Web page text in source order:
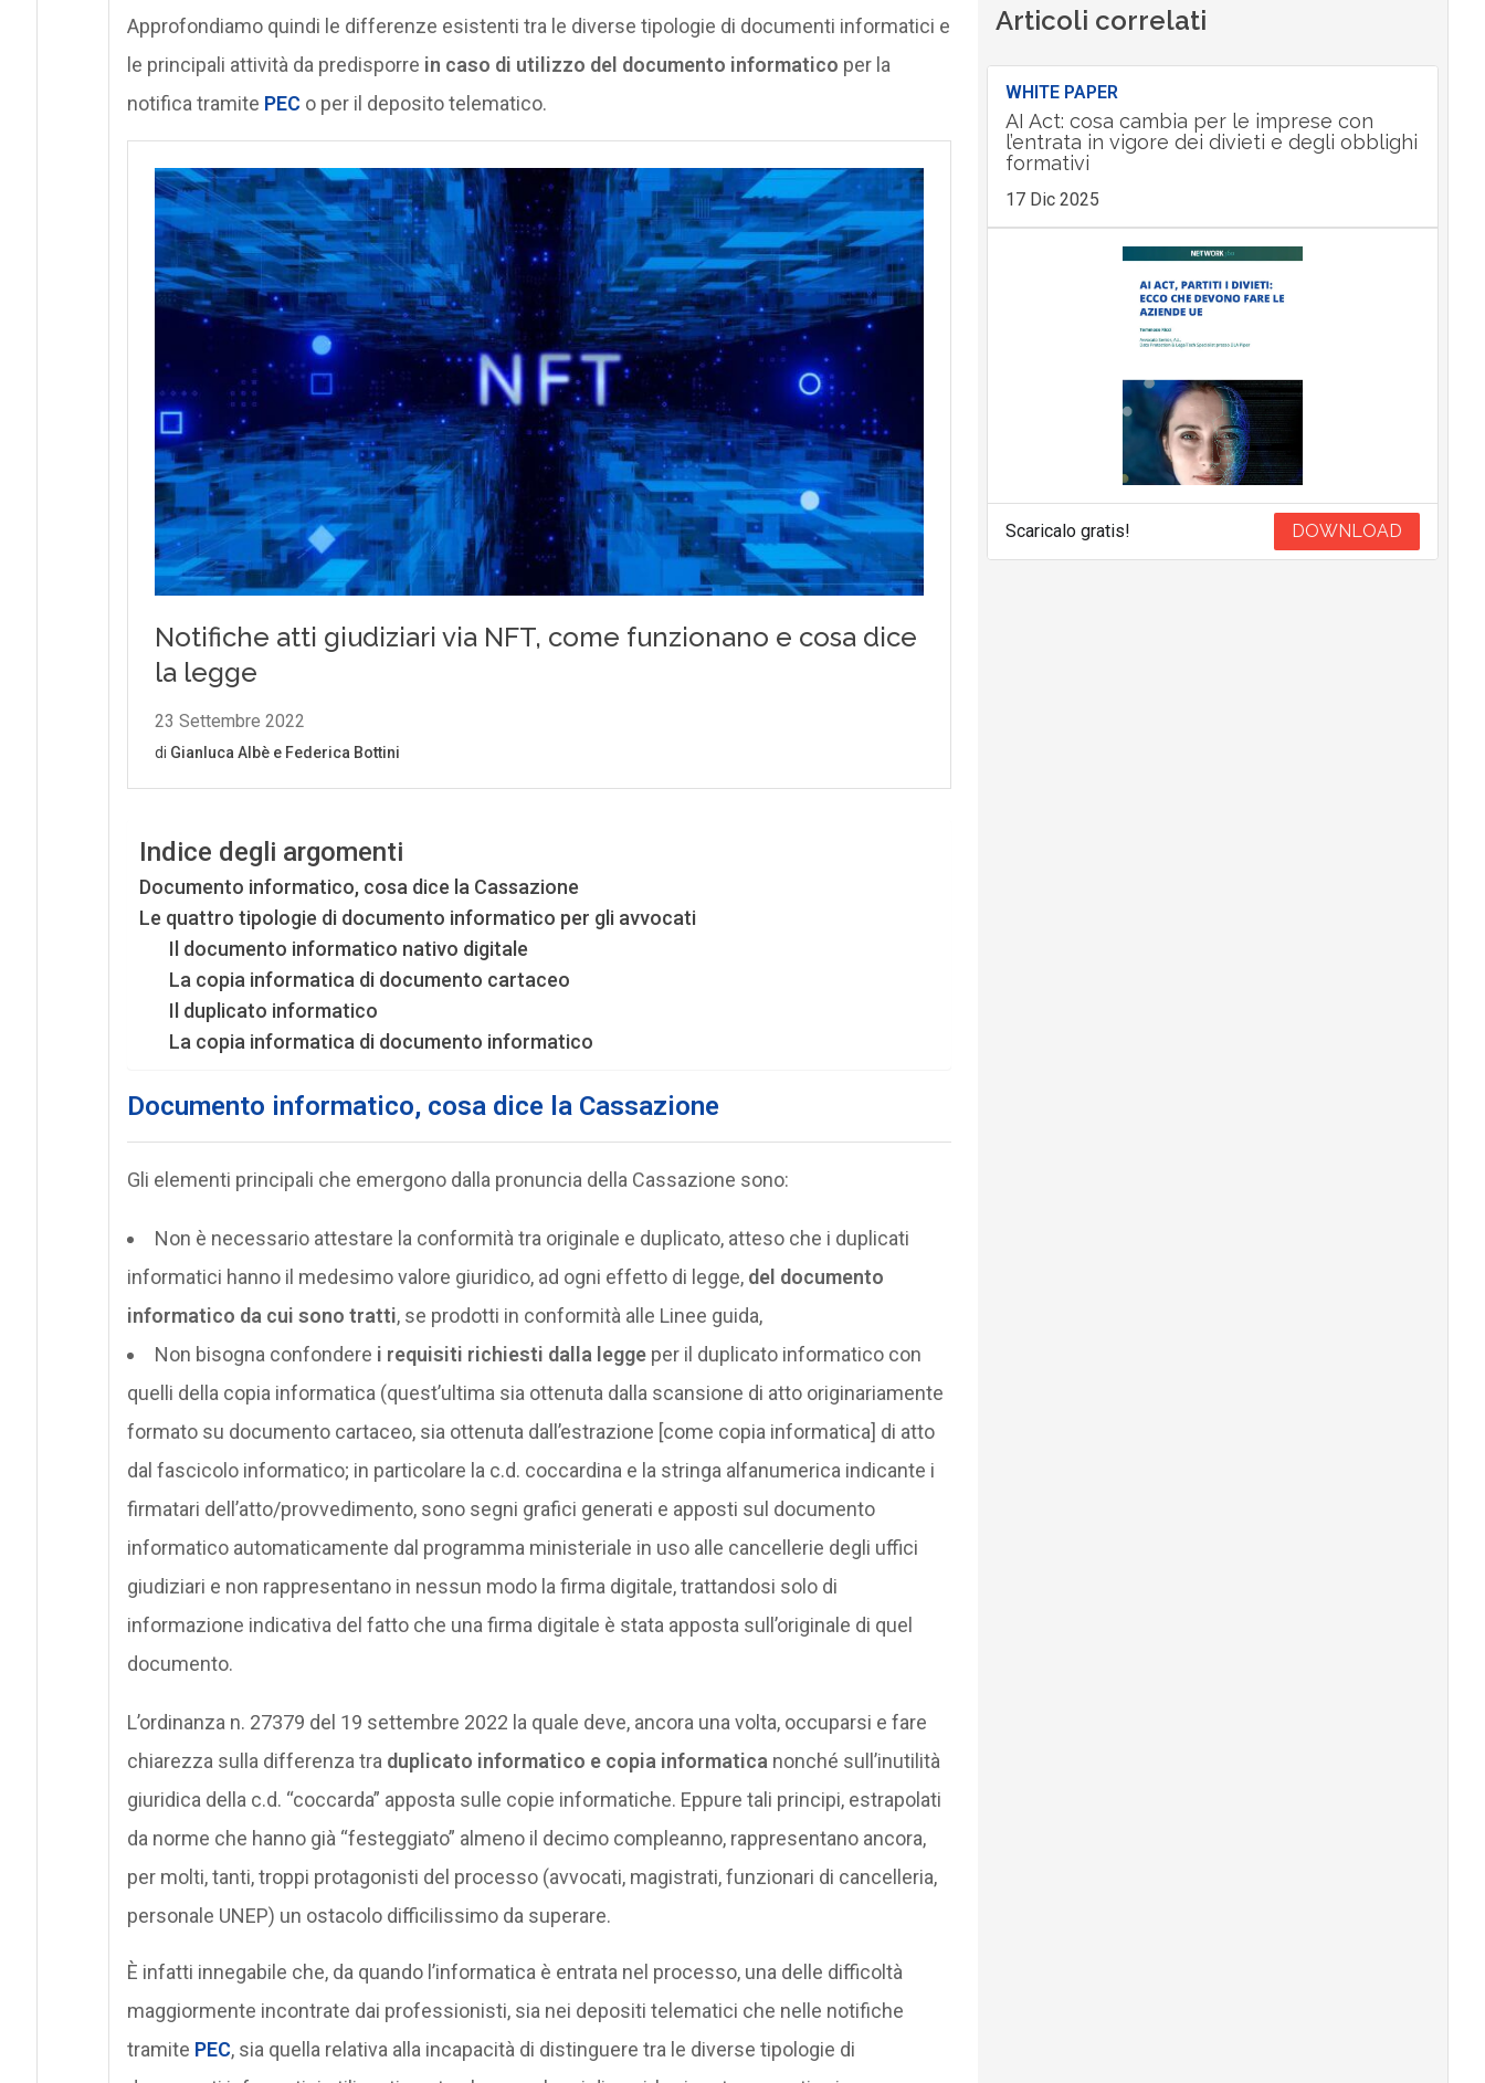
Approfondiamo quindi le differenze esistenti tra le diverse tipologie di documenti informatici e
le principali attività da predisporre in caso di utilizzo del documento informatico per la
notifica tramite PEC o per il deposito telematico.
Indice degli argomenti
Documento informatico, cosa dice la Cassazione
Le quattro tipologie di documento informatico per gli avvocati
Il documento informatico nativo digitale
La copia informatica di documento cartaceo
Il duplicato informatico
La copia informatica di documento informatico
Documento informatico, cosa dice la Cassazione
Gli elementi principali che emergono dalla pronuncia della Cassazione sono:
Non è necessario attestare la conformità tra originale e duplicato, atteso che i duplicati
informatici hanno il medesimo valore giuridico, ad ogni effetto di legge, del documento
informatico da cui sono tratti, se prodotti in conformità alle Linee guida,
Non bisogna confondere i requisiti richiesti dalla leggeper il duplicato informatico con
quelli della copia informatica (quest’ultima sia ottenuta dalla scansione di atto originariamente
formato su documento cartaceo, sia ottenuta dall’estrazione [come copia informatica] di atto
dal fascicolo informatico; in particolare la c.d. coccardina e la stringa alfanumerica indicante i
firmatari dell’atto/provvedimento, sono segni grafici generati e apposti sul documento
informatico automaticamente dal programma ministeriale in uso alle cancellerie degli uffici
giudiziari e non rappresentano in nessun modo la firma digitale, trattandosi solo di
informazione indicativa del fatto che una firma digitale è stata apposta sull’originale di quel
documento.
L’ordinanza n. 27379 del 19 settembre 2022 la quale deve, ancora una volta, occuparsi e fare
chiarezza sulla differenza tra duplicato informatico e copia informatica nonché sull’inutilità
giuridica della c.d. “coccarda” apposta sulle copie informatiche. Eppure tali principi, estrapolati
da norme che hanno già “festeggiato” almeno il decimo compleanno, rappresentano ancora,
per molti, tanti, troppi protagonisti del processo (avvocati, magistrati, funzionari di cancelleria,
personale UNEP) un ostacolo difficilissimo da superare.
È infatti innegabile che, da quando l’informatica è entrata nel processo, una delle difficoltà
maggiormente incontrate dai professionisti, sia nei depositi telematici che nelle notifiche
tramite PEC, sia quella relativa alla incapacità di distinguere tra le diverse tipologie di
Articoli correlati
WHITE PAPER
AI Act: cosa cambia per le imprese con
l’entrata in vigore dei divieti e degli obblighi
formativi
17 Dic 2025
Scaricalo gratis! DOWNLOAD